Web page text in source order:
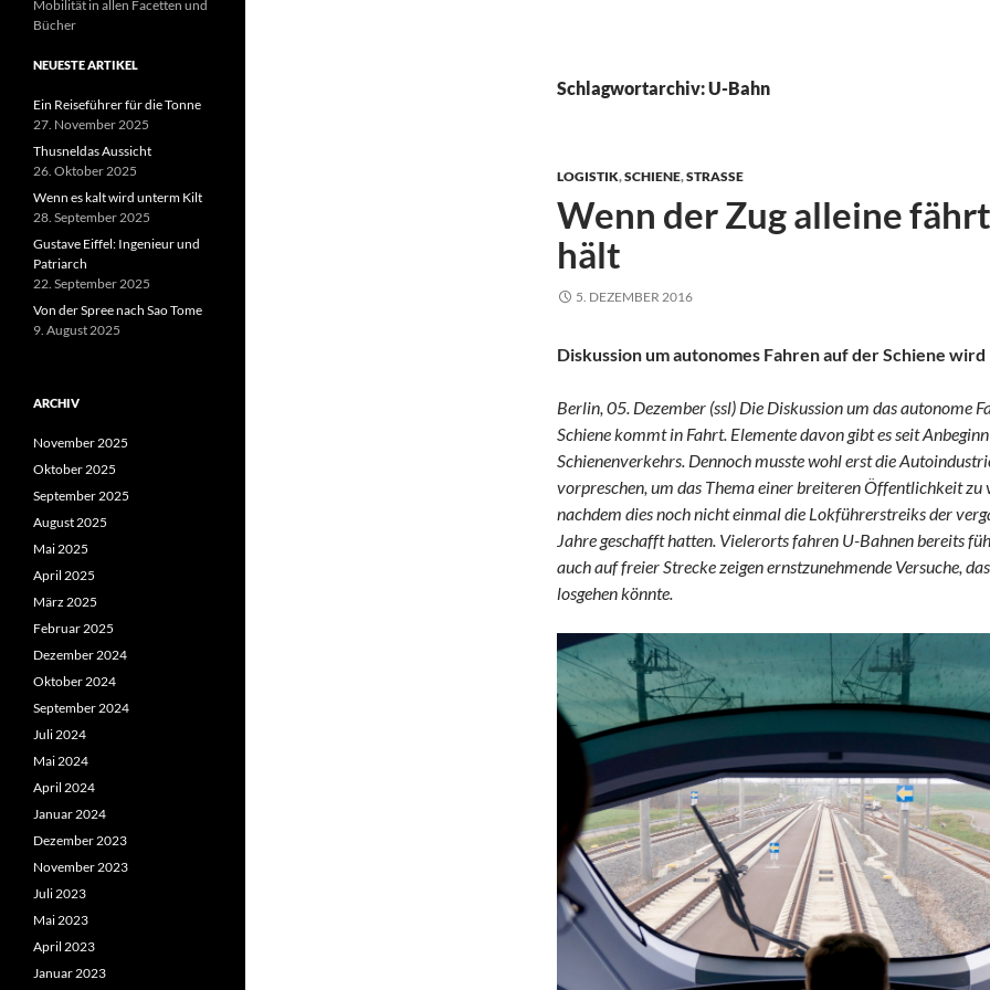
Schlagwortarchiv: U-Bahn
LOGISTIK,SCHIENE,STRASSE
Wenn der Zug alleine
hält
5. DEZEMBER 2016
Diskussion um autonomes Fahren auf der Schiene
Berlin, 05. Dezember (ssl) Die Diskussion um das autonome
Schiene kommt in Fahrt. Elemente davon gibt es seit
Schienenverkehrs. Dennoch musste wohl erst die
vorpreschen, um das Thema einer breiteren Öffentlichkeit zu
nachdem dies noch nicht einmal die Lokführerstreiks der
Jahre geschafft hatten. Vielerorts fahren U-Bahnen bereits
auch auf freier Strecke zeigen ernstzunehmende Versuche,
losgehen könnte.
Mobilität in allen Facetten und
Bücher
NEUESTE ARTIKEL
Ein Reiseführer für die Tonne
27. November 2025
Thusneldas Aussicht
26. Oktober 2025
Wenn es kalt wird unterm Kilt
28. September 2025
Gustave Eiffel: Ingenieur und
Patriarch
22. September 2025
Von der Spree nach Sao Tome
9. August 2025
ARCHIV
November 2025
Oktober 2025
September 2025
August 2025
Mai 2025
April 2025
März 2025
Februar 2025
Dezember 2024
Oktober 2024
September 2024
Juli 2024
Mai 2024
April 2024
Januar 2024
Dezember 2023
November 2023
Juli 2023
Mai 2023
April 2023
Januar 2023